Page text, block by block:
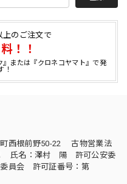
上のご注文で
！！
または『クロネコヤマト』で発
！
町西根前野50-22 古物営業法
氏名：澤村 陽 許可公安委
委員会 許可証番号：第